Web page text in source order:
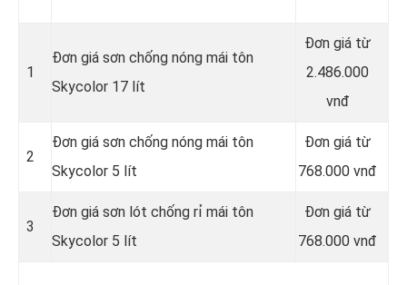
1
Đơn giá sơn chống nóng mái tôn
Skycolor 17 lít
Đơn giá từ
2.486.000
vnđ
2
Đơn giá sơn chống nóng mái tôn
Skycolor 5 lít
Đơn giá từ
768.000 vnđ
3
Đơn giá sơn lót chống rỉ mái tôn
Skycolor 5 lít
Đơn giá từ
768.000 vnđ